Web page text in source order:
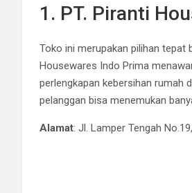
1. PT. Piranti
Toko ini merupakan pilihan tepat
Housewares Indo Prima
perlengkapan kebersihan rumah
pelanggan bisa menemukan
Alamat: Jl. Lamper Tengah